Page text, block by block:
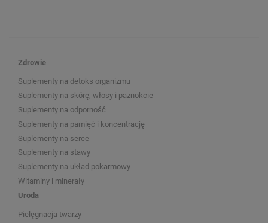
Zdrowie
Suplementy na detoks organizmu
Suplementy na skórę, włosy i paznokcie
Suplementy na odporność
Suplementy na pamięć i koncentrację
Suplementy na serce
Suplementy na stawy
Suplementy na układ pokarmowy
Witaminy i minerały
Uroda
Pielęgnacja twarzy